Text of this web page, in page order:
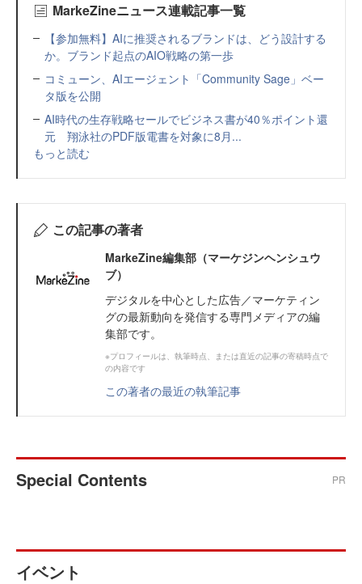
MarkeZineニュース連載記事一覧
【参加無料】AIに推奨されるブランドは、どう設計する
か。ブランド起点のAIO戦略の第一歩
コミューン、AIエージェント「Community Sage」ベー
タ版を公開
AI時代の生存戦略セールでビジネス書が40％ポイント還
元 翔泳社のPDF版電書を対象に8月...
もっと読む
この記事の著者
MarkeZine編集部（マーケジンヘンシュウ
ブ）
デジタルを中心とした広告／マーケティン
グの最新動向を発信する専門メディアの編
集部です。
※プロフィールは、執筆時点、または直近の記事の寄稿時点で
の内容です
この著者の最近の執筆記事
Special Contents PR
イベント